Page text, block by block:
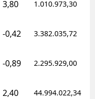
3,80 1.010.973,30
-0,42 3.382.035,72
-0,89 2.295.929,00
2,40 44.994.022,34